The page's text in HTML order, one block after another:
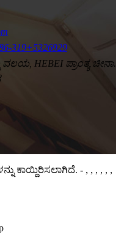
319+5326929
HEBEI ಪ್ರಾಂತ್ಯ ಚೀನಾ.
ಕಾಯ್ದಿರಿಸಲಾಗಿದೆ. - , , , , , ,